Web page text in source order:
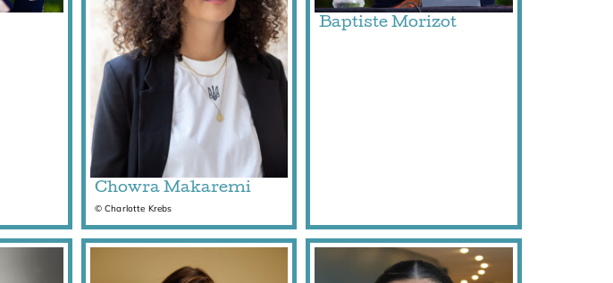
Chowra Makaremi
© Charlotte Krebs
Baptiste Morizot